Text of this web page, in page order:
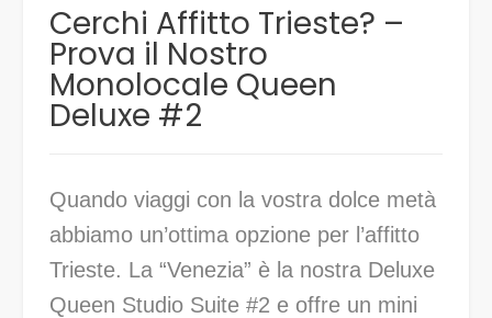
Cerchi Affitto Trieste? –
Prova il Nostro
Monolocale Queen
Deluxe #2
Quando viaggi con la vostra dolce metà
abbiamo un’ottima opzione per l’affitto
Trieste. La “Venezia” è la nostra Deluxe
Queen Studio Suite #2 e offre un mini